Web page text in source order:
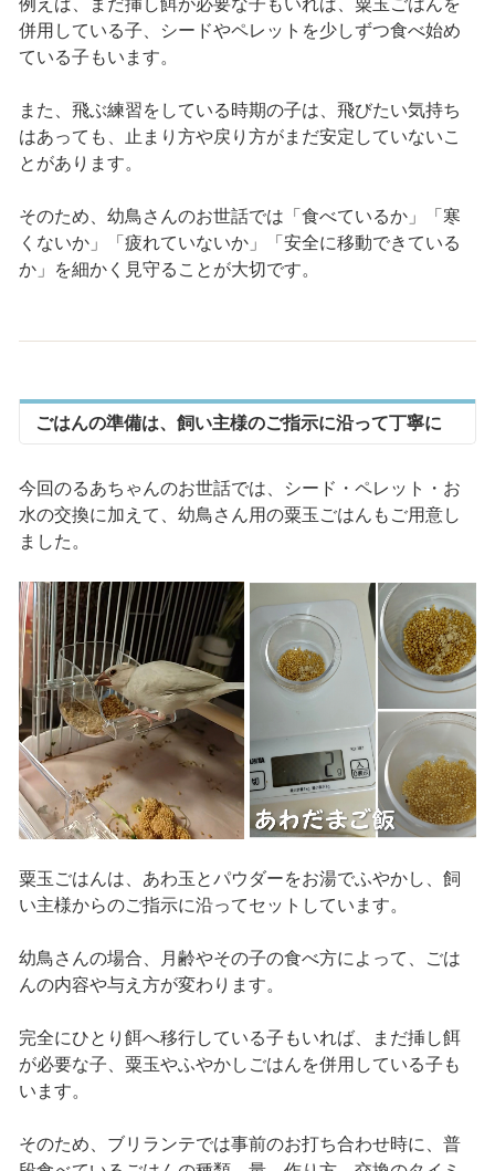
併用している子、シードやペレットを少しずつ食べ始め
ている子もいます。
また、飛ぶ練習をしている時期の子は、飛びたい気持ち
はあっても、止まり方や戻り方がまだ安定していないこ
とがあります。
そのため、幼鳥さんのお世話では「食べているか」「寒
くないか」「疲れていないか」「安全に移動できている
か」を細かく見守ることが大切です。
ごはんの準備は、飼い主様のご指示に沿って丁寧に
今回のるあちゃんのお世話では、シード・ペレット・お
水の交換に加えて、幼鳥さん用の粟玉ごはんもご用意し
ました。
粟玉ごはんは、あわ玉とパウダーをお湯でふやかし、飼
い主様からのご指示に沿ってセットしています。
幼鳥さんの場合、月齢やその子の食べ方によって、ごは
んの内容や与え方が変わります。
完全にひとり餌へ移行している子もいれば、まだ挿し餌
が必要な子、粟玉やふやかしごはんを併用している子も
います。
そのため、ブリランテでは事前のお打ち合わせ時に、普